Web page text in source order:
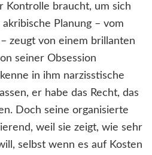
Kontrolle braucht, um sich
Planung – vom
zeugt von einem brillanten
seiner Obsession
in ihm narzisstische
er habe das Recht, das
Doch seine organisierte
weil sie zeigt, wie sehr
selbst wenn es auf Kosten